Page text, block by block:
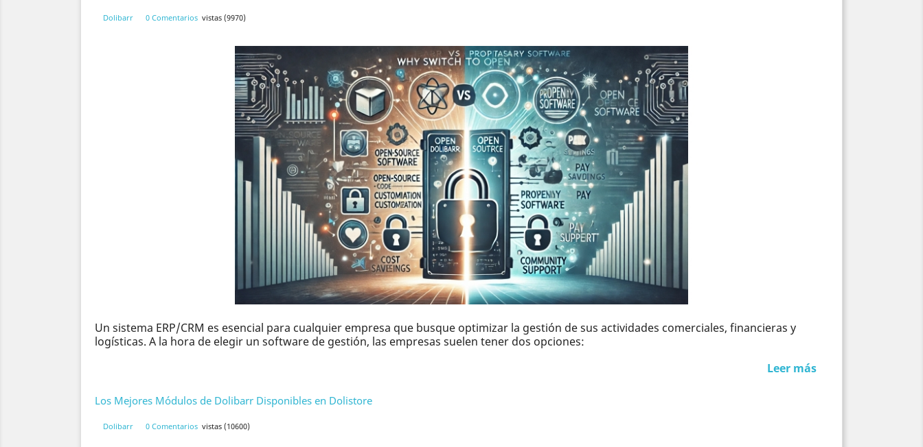
Dolibarr 0 Comentarios vistas (9970)
Un sistema ERP/CRM es esencial para cualquier empresa que busque optimizar la gestión de sus actividades comerciales, financieras y
logísticas. A la hora de elegir un software de gestión, las empresas suelen tener dos opciones:
Leer más
Los Mejores Módulos de Dolibarr Disponibles en Dolistore
Dolibarr 0 Comentarios vistas (10600)